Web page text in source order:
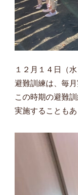
１２月１４日（
避難訓練は、毎
この時期の避難
実施することもあ